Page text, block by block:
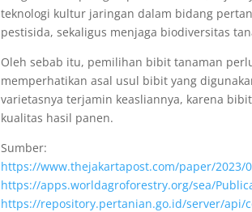
teknologi kultur jaringan dalam bidang
pestisida, sekaligus menjaga biodiversitas
Oleh sebab itu, pemilihan bibit tanaman
memperhatikan asal usul bibit yang
varietasnya terjamin keasliannya, karena
kualitas hasil panen.
Sumber:
https://www.thejakartapost.com/paper/
https://apps.worldagroforestry.org/sea/
https://repository.pertanian.go.id/server/api/